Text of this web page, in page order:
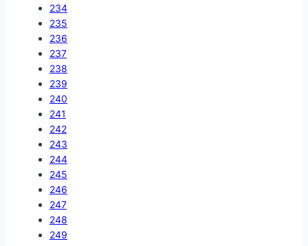
234
235
236
237
238
239
240
241
242
243
244
245
246
247
248
249